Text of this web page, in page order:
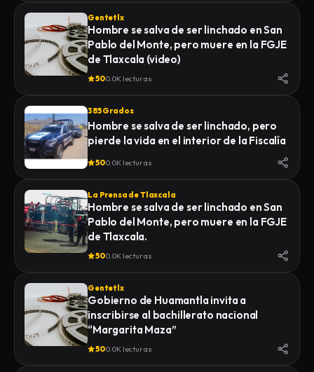
Gentetlx
Hombre se salva de ser linchado en San
Pablo del Monte, pero muere en la FGJE
de Tlaxcala (video)
500.0K lecturas
385 Grados
Hombre se salva de ser linchado, pero
pierde la vida en el interior de la Fiscalía
500.0K lecturas
La Prensa de Tlaxcala
Hombre se salva de ser linchado en San
Pablo del Monte, pero muere en la FGJE
de Tlaxcala.
500.0K lecturas
Gentetlx
Gobierno de Huamantla invita a
inscribirse al bachillerato nacional
“Margarita Maza”
500.0K lecturas